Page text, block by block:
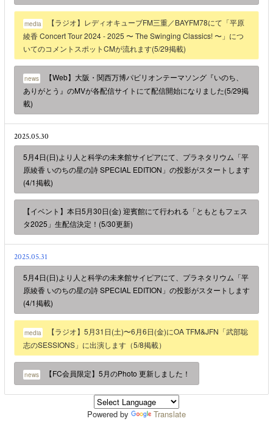
media
【ラジオ】レディオキューブFM三重／BAYFM78にて「平原
綾香 Concert Tour 2024 - 2025 〜 The Swinging Classics! 〜」につ
いてのコメントスポットCMが流れます(5/29掲載)
news
【Web】大阪・関西万博パビリオンテーマソング『いのち、
ありがとう』のMVが各配信サイトにて配信開始になりました(5/29掲
載)
2025.05.30
5月4日(日)より人と科学の未来館サイピアにて、プラネタリウム「平
原綾香 いのちの星の詩 SPECIAL EDITION」の投影がスタートします
(4/1掲載)
【イベント】本日5月30日(金) 迎賓館にて行われる「ともともフェス
タ2025」生配信決定！(5/30更新)
2025.05.31
5月4日(日)より人と科学の未来館サイピアにて、プラネタリウム「平
原綾香 いのちの星の詩 SPECIAL EDITION」の投影がスタートします
(4/1掲載)
media
【ラジオ】5月31日(土)〜6月6日(金)にOA TFM&JFN「武部聡
志のSESSIONS」に出演します（5/8掲載）
news 【FC会員限定】5月のPhoto 更新しました！
Powered by Translate